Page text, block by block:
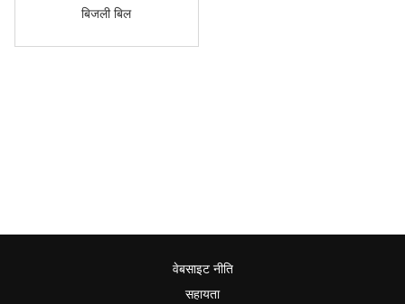
बिजली बिल
वेबसाइट नीति
सहायता